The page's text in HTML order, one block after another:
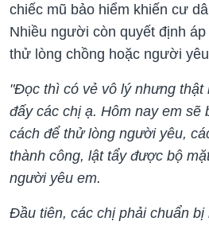
chiếc mũ bảo hiểm khiến cư
Nhiều người còn quyết định
thử lòng chồng hoặc người
"Đọc thì có vẻ vô lý nhưng thật
đấy các chị ạ. Hôm nay em sẽ
cách để thử lòng người yêu,
thành công, lật tẩy được bộ
người yêu em.
Đầu tiên, các chị phải chuẩn bị